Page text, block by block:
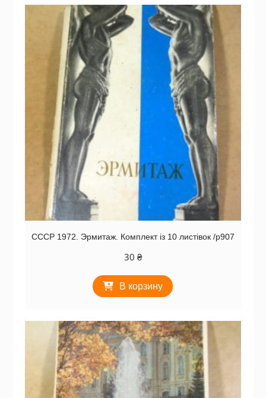
СССР 1972. Эрмитаж. Комплект із 10 листівок /р907
30 ₴
В корзину